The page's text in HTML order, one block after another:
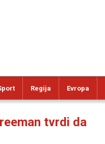
Regija Evropa
tvrdi da